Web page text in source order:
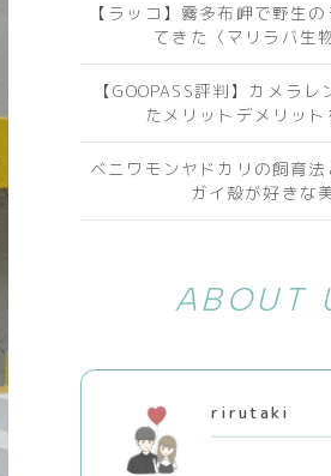
【ラッコ】霧多布岬で野生
てきた〈マリラバ生
【GOOPASS評判】カメラ
たメリットデメリット
ベニワモンヤドカリの飼育
ガイ殻が好きな
ABOUT
rirutaki